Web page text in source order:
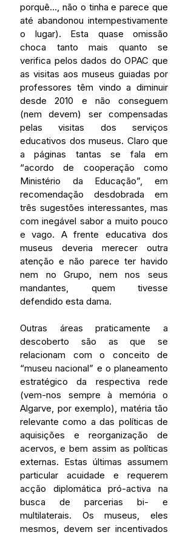
porquê…, não o tinha e parece que
até abandonou intempestivamente
o lugar). Esta quase omissão
choca tanto mais quanto se
verifica pelos dados do OPAC que
as visitas aos museus guiadas por
professores têm vindo a diminuir
desde 2010 e não conseguem
(nem devem) ser compensadas
pelas visitas dos serviços
educativos dos museus. Claro que
a páginas tantas se fala em
“acordo de cooperação como
Ministério da Educação”, em
recomendação desdobrada em
três sugestões interessantes, mas
com inegável sabor a muito pouco
e vago. A frente educativa dos
museus deveria merecer outra
atenção e não parece ter havido
nem no Grupo, nem nos seus
mandantes, quem tivesse
defendido esta dama.
Outras áreas praticamente a
descoberto são as que se
relacionam com o conceito de
“museu nacional” e o planeamento
estratégico da respectiva rede
(vem-nos sempre à memória o
Algarve, por exemplo), matéria tão
relevante como a das políticas de
aquisições e reorganização de
acervos, e bem assim as políticas
externas. Estas últimas assumem
particular acuidade e requerem
acção diplomática pró-activa na
busca de parcerias bi- e
multilaterais. Os museus, eles
mesmos, devem ser incentivados